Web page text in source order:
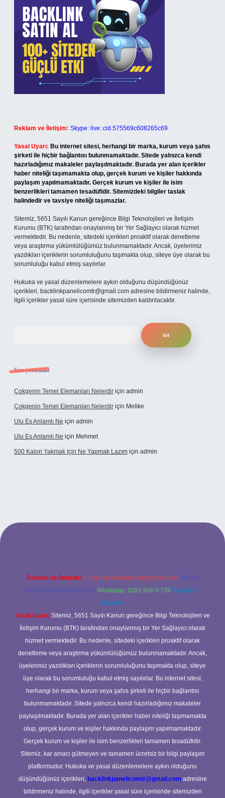
Reklam ve İletişim: Skype: live:.cid.575569c608265c69
Yasal Uyarı: Bu internet sitesi, herhangi bir marka, kurum veya şahıs
şirketi ile hiçbir bağlantısı bulunmamaktadır. Sitede yalnızca kendi
hazırladığımız makaleler paylaşılmaktadır. Burada yer alan içerikler
haber niteliği taşımamakta olup, gerçek kurum ve kişiler hakkında
paylaşım yapılmamaktadır. Gerçek kurum ve kişiler ile isim
benzerlikleri tamamen tesadüfidir. Sitemizdeki bilgiler taslak
halindedir ve tavsiye niteliği taşımazlar.
Sitemiz, 5651 Sayılı Kanun gereğince Bilgi Teknolojileri ve İletişim
Kurumu (BTK) tarafından onaylanmış bir Yer Sağlayıcı olarak hizmet
vermektedir. Bu nedenle, sitedeki içerikleri proaktif olarak denetleme
veya araştırma yükümlülüğümüz bulunmamaktadır. Ancak, üyelerimiz
yazdıkları içeriklerin sorumluluğunu taşımakta olup, siteye üye olarak bu
sorumluluğu kabul etmiş sayılırlar.
Hukuka ve yasal düzenlemelere aykırı olduğunu düşündüğünüz
içerikleri, backlinkpanelicomtr@gmail.com adresine bildirmeniz halinde,
ilgili içerikler yasal süre içerisinde sitemizden kaldırılacaktır.
Son yorumlar
Çokgenin Temel Elemanları Nelerdir için admin
Çokgenin Temel Elemanları Nelerdir için Melike
Ulu Eş Anlamlı Ne için admin
Ulu Eş Anlamlı Ne için Mehmet
500 Kalori Yakmak Için Ne Yapmak Lazım için admin
giriş adresi
Reklam ve İletişim: E-mail: backlinkpaneli@gmail.com Teams:
forumhizmeti@gmail.com Whatsapp: 0262 606 0 726 Telegram:
@karabul
Yasal Uyarı: Sitemiz, 5651 Sayılı Kanun gereğince Bilgi Teknolojileri ve
İletişim Kurumu (BTK) tarafından onaylanmış bir Yer Sağlayıcı olarak
hizmet vermektedir. Bu nedenle, sitedeki içerikleri proaktif olarak
denetleme veya araştırma yükümlülüğümüz bulunmamaktadır. Ancak,
üyelerimiz yazdıkları içeriklerin sorumluluğunu taşımakta olup, siteye
üye olarak bu sorumluluğu kabul etmiş sayılırlar. Bu internet sitesi,
herhangi bir marka, kurum veya şahıs şirketi ile hiçbir bağlantısı
bulunmamaktadır. Sitede yalnızca kendi hazırladığımız makaleler
paylaşılmaktadır. Burada yer alan içerikler haber niteliği taşımamakta
olup, gerçek kurum ve kişiler hakkında paylaşım yapılmamaktadır.
Gerçek kurum ve kişiler ile isim benzerlikleri tamamen tesadüfidir.
Sitemiz, kar amacı gütmeyen ve tamamen ücretsiz bir bilgi paylaşım
platformudur. Hukuka ve yasal düzenlemelere aykırı olduğunu
düşündüğünüz içerikleri, backlinkpanelicomtr@gmail.com adresine
bildirmeniz halinde, ilgili içerikler yasal süre içerisinde sitemizden